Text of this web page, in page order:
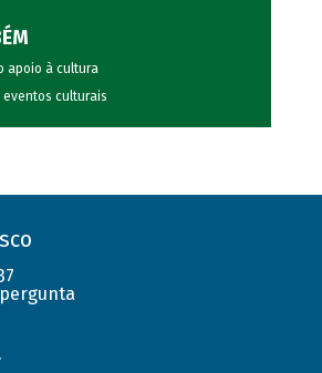
apoio à cultura
eventos culturais